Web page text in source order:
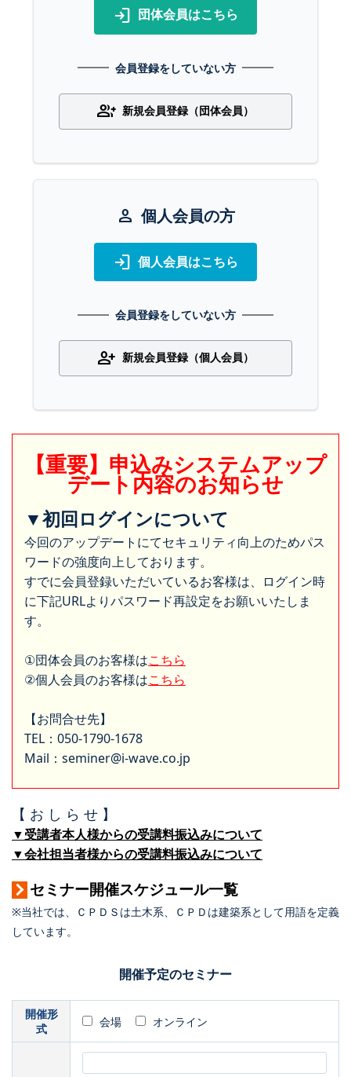
login 団体会員はこちら
会員登録をしていない方
group_add 新規会員登録（団体会員）
person 個人会員の方
login 個人会員はこちら
会員登録をしていない方
person_add 新規会員登録（個人会員）
【重要】申込みシステムアップ
デート内容のお知らせ
▼初回ログインについて
今回のアップデートにてセキュリティ向上のためパス
ワードの強度向上しております。
すでに会員登録いただいているお客様は、ログイン時
に下記URLよりパスワード再設定をお願いいたしま
す。
①団体会員のお客様はこちら
②個人会員のお客様はこちら
【お問合せ先】
TEL：050-1790-1678
Mail：seminer@i-wave.co.jp
【 お し ら せ 】
▼受講者本人様からの受講料振込みについて
▼会社担当者様からの受講料振込みについて
セミナー開催スケジュール一覧
※当社では、ＣＰＤＳは土木系、ＣＰＤは建築系として用語を定義
しています。
開催予定のセミナー
開催形
式
会場 オンライン